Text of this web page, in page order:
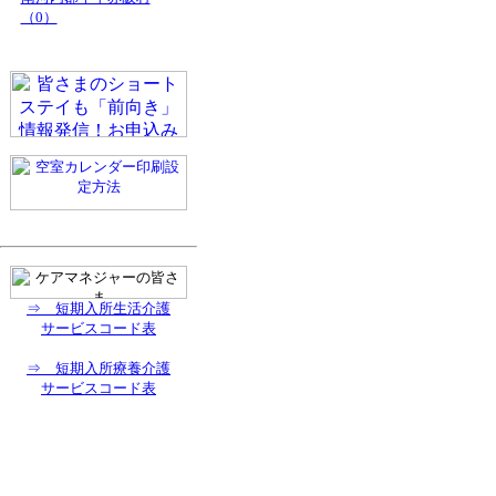
（0）
⇒ 短期入所生活介護
サービスコード表
⇒ 短期入所療養介護
サービスコード表